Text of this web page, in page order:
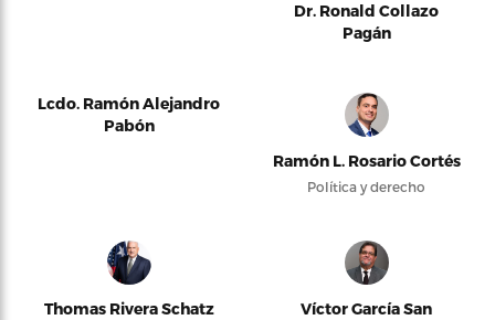
Dr. Ronald Collazo
Pagán
Lcdo. Ramón Alejandro
Pabón
Ramón L. Rosario Cortés
Política y derecho
Thomas Rivera Schatz
Víctor García San